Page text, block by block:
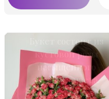
Букет состоит из
кустовой розы
насыщенного
розового цвета.
Букет упакован в